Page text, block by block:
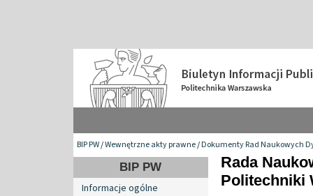
BIP PW/Wewnętrzne akty prawne/Dokumenty Rad Naukowych
BIP PW
Informacje ogólne
Rada
Politechniki